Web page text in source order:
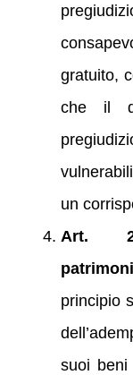
gratuito,
che il
un
Art.
principio
suoi